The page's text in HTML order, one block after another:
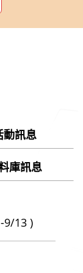
動訊息
庫訊息
9/13 )